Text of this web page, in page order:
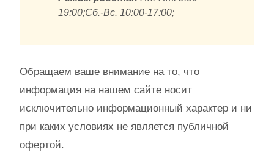
19:00;Сб.-Вс. 10:00-17:00;
Обращаем ваше внимание на то, что
информация на нашем сайте носит
исключительно информационный характер и ни
при каких условиях не является публичной
офертой.